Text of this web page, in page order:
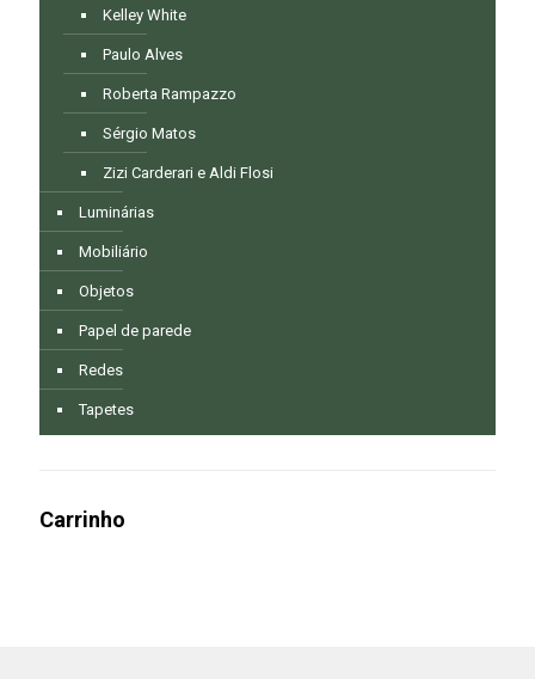
Kelley White
Paulo Alves
Roberta Rampazzo
Sérgio Matos
Zizi Carderari e Aldi Flosi
Luminárias
Mobiliário
Objetos
Papel de parede
Redes
Tapetes
Carrinho